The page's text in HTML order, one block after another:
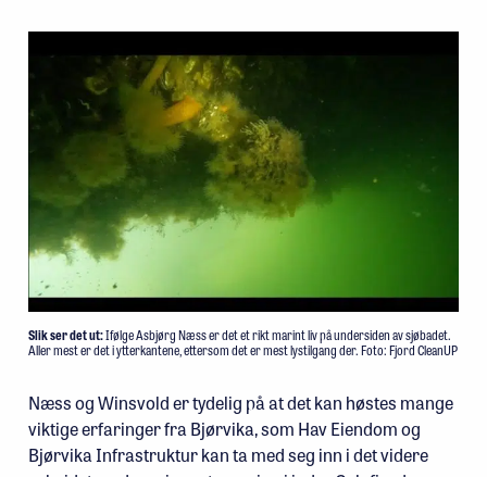
Slik ser det ut:Ifølge Asbjørg Næss er det et rikt marint liv på undersiden av sjøbadet.
Aller mest er det i ytterkantene, ettersom det er mest lystilgang der. Foto: Fjord CleanUP
Næss og Winsvold er tydelig på at det kan høstes mange
viktige erfaringer fra Bjørvika, som Hav Eiendom og
Bjørvika Infrastruktur kan ta med seg inn i det videre